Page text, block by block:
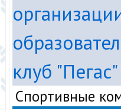
клуб "Пегас"
Спортивные